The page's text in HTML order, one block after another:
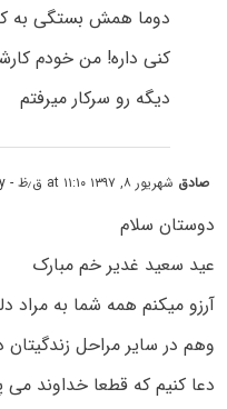
دوما همش بستگی به
دیگه رو سرکار میرفتم
صادق شهریور ۸, ۱۳۹۷ at ۱۱:۱۰ ق٫ظ - Reply
دوستان سلام
عید سعید غدیر خم مبارک
آرزو میکنم همه شما به مراد
وهم در سایر مراحل زندگیتان
دعا کنیم که قطعا خداوند